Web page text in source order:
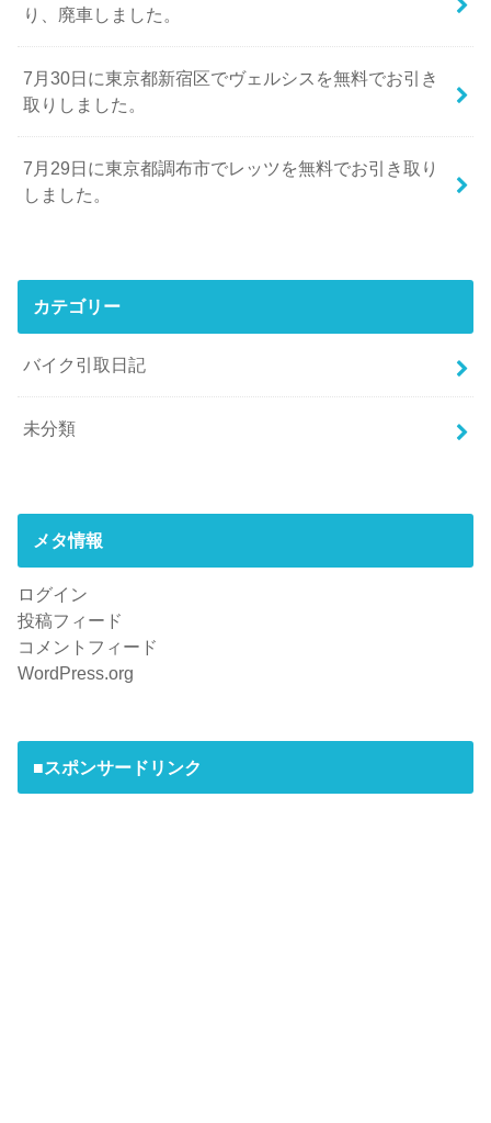
り、廃車しました。
7月30日に東京都新宿区でヴェルシスを無料でお引き
取りしました。
7月29日に東京都調布市でレッツを無料でお引き取り
しました。
カテゴリー
バイク引取日記
未分類
メタ情報
ログイン
投稿フィード
コメントフィード
WordPress.org
■スポンサードリンク